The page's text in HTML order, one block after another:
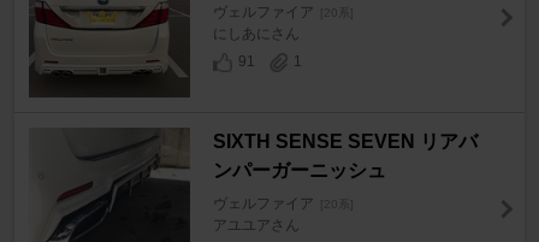
ヴェルファイア [20系]
にしあにさん
91
1
SIXTH SENSE SEVEN リアバ
ンパーガーニッシュ
ヴェルファイア [20系]
アユユアさん